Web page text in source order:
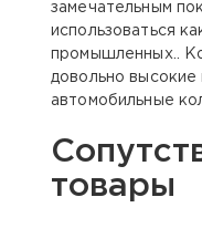
замечательным
использоваться
промышленных..
довольно высокие
автомобильные
товары